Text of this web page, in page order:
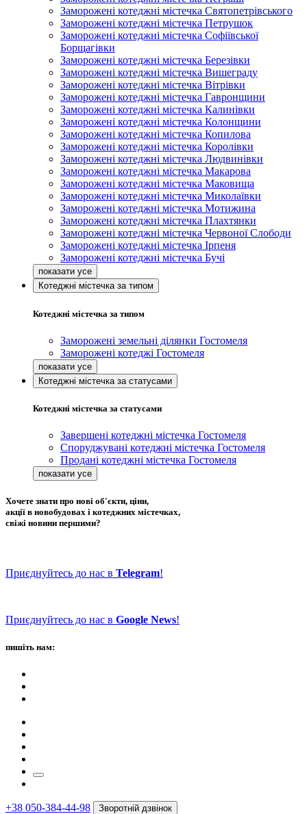
Заморожені котеджні містечка Святопетрівського
Заморожені котеджні містечка Петрушок
Заморожені котеджні містечка Софіївської
Борщагівки
Заморожені котеджні містечка Березівки
Заморожені котеджні містечка Вишеграду
Заморожені котеджні містечка Вітрівки
Заморожені котеджні містечка Гавронщини
Заморожені котеджні містечка Калинівки
Заморожені котеджні містечка Колонщини
Заморожені котеджні містечка Копилова
Заморожені котеджні містечка Королівки
Заморожені котеджні містечка Людвинівки
Заморожені котеджні містечка Макарова
Заморожені котеджні містечка Маковища
Заморожені котеджні містечка Миколаївки
Заморожені котеджні містечка Мотижина
Заморожені котеджні містечка Плахтянки
Заморожені котеджні містечка Червоної Слободи
Заморожені котеджні містечка Ірпеня
Заморожені котеджні містечка Бучі
Котеджні містечка за типом
Котеджні містечка за типом
Заморожені земельні ділянки Гостомеля
Заморожені котеджі Гостомеля
Котеджні містечка за статусами
Котеджні містечка за статусами
Завершені котеджні містечка Гостомеля
Споруджувані котеджні містечка Гостомеля
Продані котеджні містечка Гостомеля
Хочете знати про нові об'єкти, ціни,
акції в новобудовах і котеджних містечках,
свіжі новини першими?
Приєднуйтесь до нас в Telegram!
Приєднуйтесь до нас в Google News!
пишіть нам:
+38 050-384-44-98 Зворотній дзвінок